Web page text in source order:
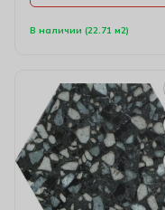
В наличии (22.71 м2)